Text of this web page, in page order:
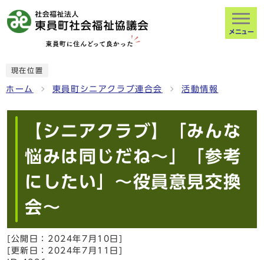
メニュー
現在位置
ホーム 東員町シニアクラブ連合会 活動情報
【シニアクラブ】「みんな
悩みは同じだね～」「参考
にしたい」～役員意見交換
会～
[公開日： 2024年7月10日
[更新日： 2024年7月11日